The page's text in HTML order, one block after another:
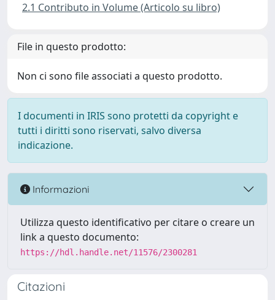
2.1 Contributo in Volume (Articolo su libro)
File in questo prodotto:
Non ci sono file associati a questo prodotto.
I documenti in IRIS sono protetti da copyright e
tutti i diritti sono riservati, salvo diversa
indicazione.
Informazioni
Utilizza questo identificativo per citare o creare un
link a questo documento:
https://hdl.handle.net/11576/2300281
Citazioni